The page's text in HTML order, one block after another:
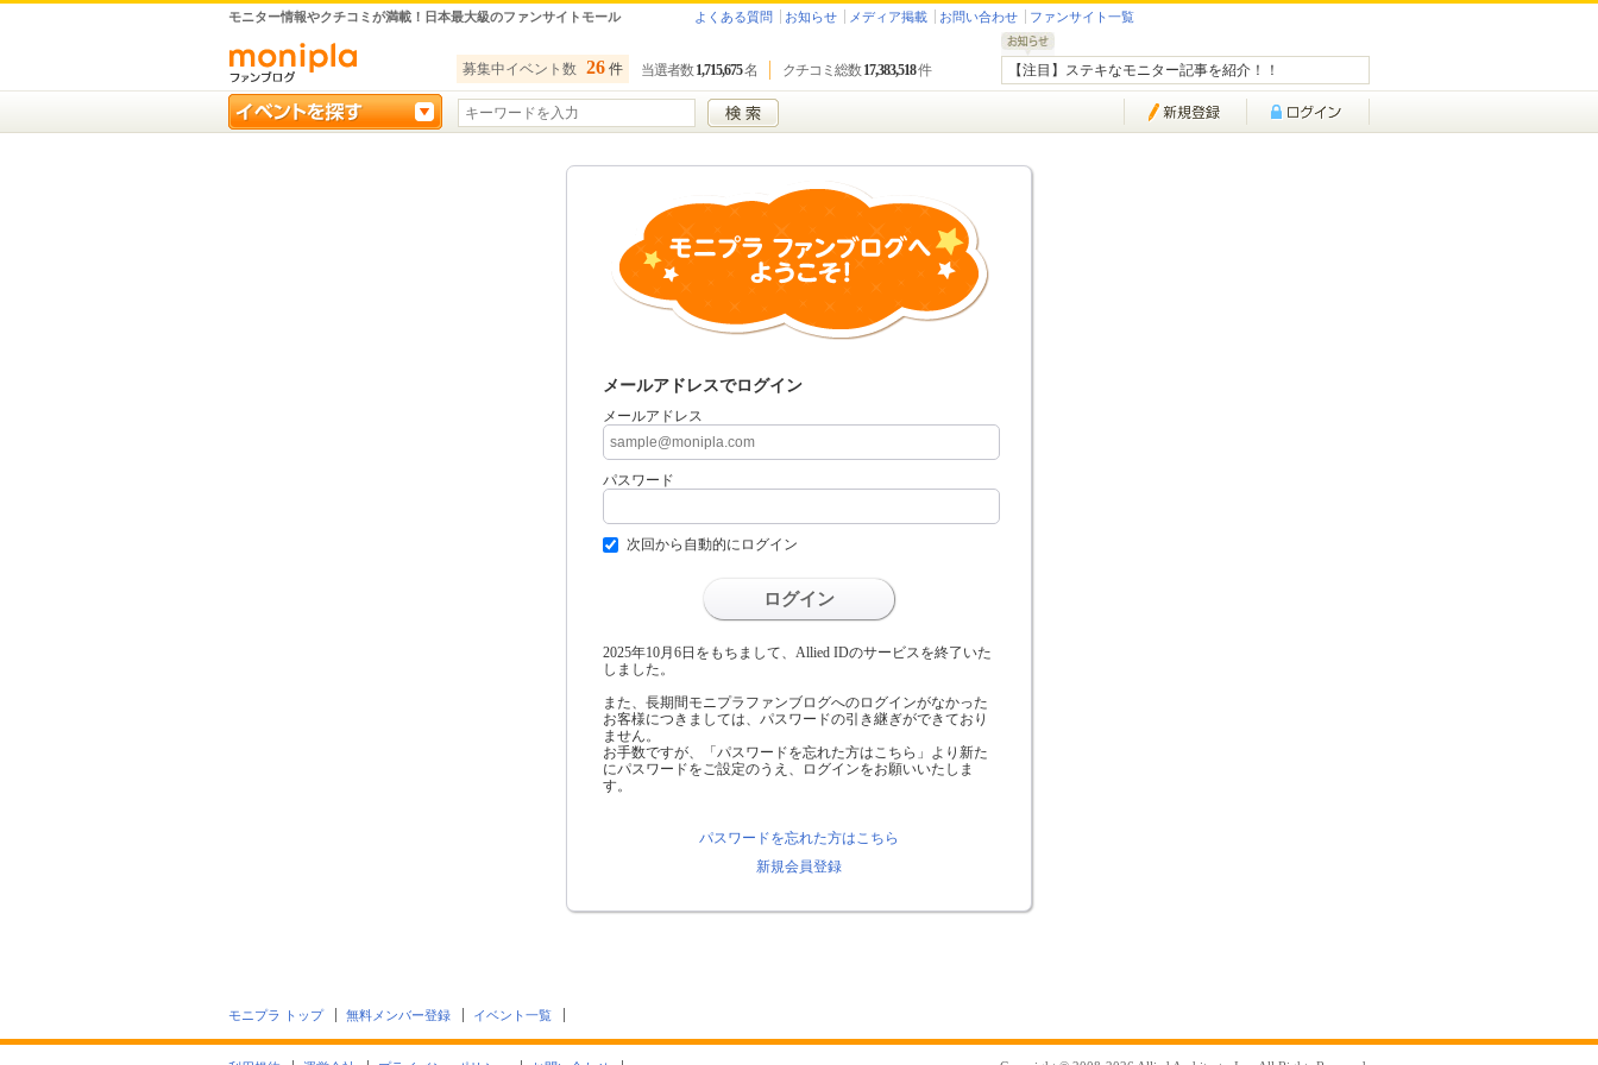
モニター情報やクチコミが満載！日本最大級のファンサイトモール よくある質問 お知らせ メディア掲載 お問い合わせ ファンサイト一覧
【注目】ステキなモニター記事を紹介！！
募集中イベント数 26 件 当選者数 1,715,675名 クチコミ総数 17,383,518件
メールアドレスでログイン
メールアドレス
パスワード
次回から自動的にログイン
ログイン
2025年10月6日をもちまして、Allied IDのサービスを終了いた
しました。
また、長期間モニプラファンブログへのログインがなかった
お客様につきましては、パスワードの引き継ぎができており
ません。
お手数ですが、「パスワードを忘れた方はこちら」より新た
にパスワードをご設定のうえ、ログインをお願いいたしま
す。
パスワードを忘れた方はこちら
新規会員登録
モニプラ トップ 無料メンバー登録 イベント一覧